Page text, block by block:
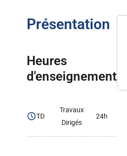
Présentation
Heures
d'enseignement
TD
Travaux
Dirigés
24h